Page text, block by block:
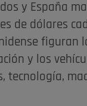
y España
de dólares
figuran
y los
tecnología,